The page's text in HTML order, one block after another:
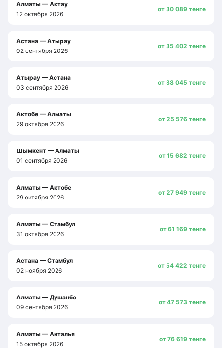
Алматы — Актау
12 октября 2026
от 30 089 тенге
Астана — Атырау
02 сентября 2026
от 35 402 тенге
Атырау — Астана
03 сентября 2026
от 38 045 тенге
Актобе — Алматы
29 октября 2026
от 25 576 тенге
Шымкент — Алматы
01 сентября 2026
от 15 682 тенге
Алматы — Актобе
29 октября 2026
от 27 949 тенге
Алматы — Стамбул
31 октября 2026
от 61 169 тенге
Астана — Стамбул
02 ноября 2026
от 54 422 тенге
Алматы — Душанбе
09 сентября 2026
от 47 573 тенге
Алматы — Анталья
15 октября 2026
от 76 619 тенге